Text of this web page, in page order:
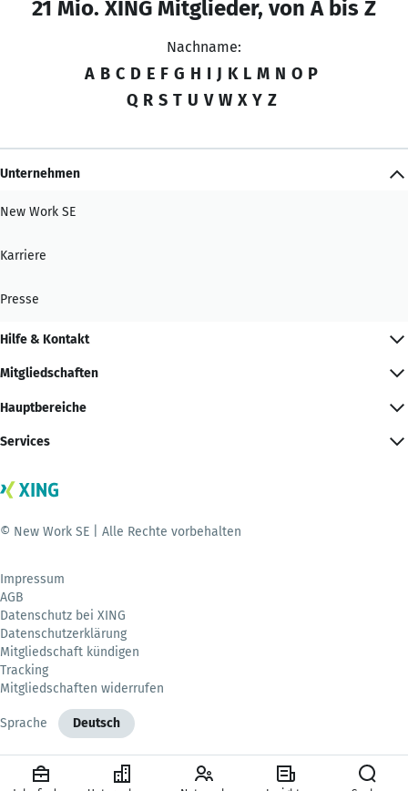
21 Mio. XING Mitglieder, von A bis Z
Nachname:
A B C D E F G H I J K L M N O P
Q R S T U V W X Y Z
Unternehmen
New Work SE
Karriere
Presse
Hilfe & Kontakt
Mitgliedschaften
Hauptbereiche
Services
© New Work SE | Alle Rechte vorbehalten
Impressum
AGB
Datenschutz bei XING
Datenschutzerklärung
Mitgliedschaft kündigen
Tracking
Mitgliedschaften widerrufen
Sprache Deutsch